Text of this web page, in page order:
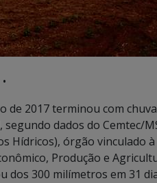
de 2017 terminou com
segundo dados do Cemtec/
Hídricos), órgão vinculado
Produção e
dos 300 milímetros em 31